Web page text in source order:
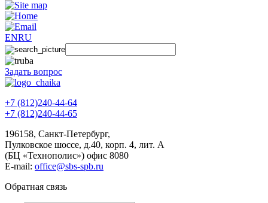
ENRU
Задать вопрос
+7 (812)240-44-64
+7 (812)240-44-65
196158, Санкт-Петербург,
Пулковское шоссе, д.40, корп. 4, лит. А
(БЦ «Технополис») офис 8080
E-mail: office@sbs-spb.ru
Обратная связь